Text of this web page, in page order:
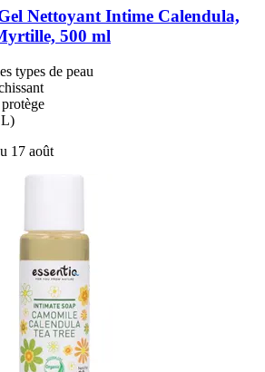
Nettoyant Intime Calendula,
500 ml
types de peau
L)
17 août